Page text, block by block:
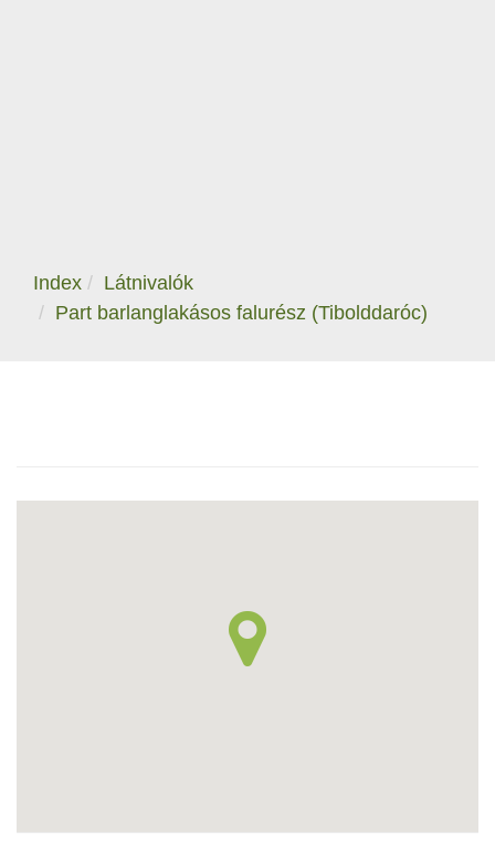
Index
Látnivalók
Part barlanglakásos falurész (Tibolddaróc)